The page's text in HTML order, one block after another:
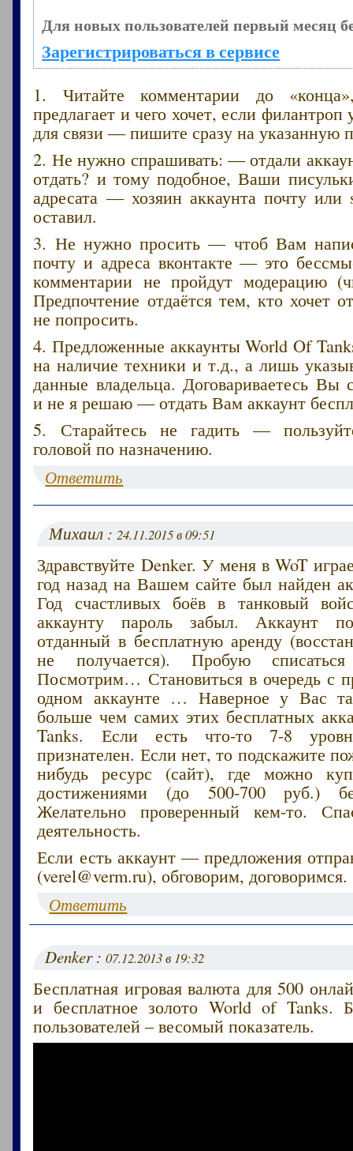
Для новых пользователей первый месяц
Зарегистрироваться в сервисе
1. Читайте комментарии до
предлагает и чего хочет, если филантроп
для связи — пишите сразу на указанную
2. Не нужно спрашивать: — отдали
отдать? и тому подобное, Ваши
адресата — хозяин аккаунта почту или
оставил.
3. Не нужно просить — чтоб Вам
почту и адреса вконтакте — это
комментарии не пройдут модерацию
Предпочтение отдаётся тем, кто хочет
не попросить.
4. Предложенные аккаунты World Of
на наличие техники и т.д., а лишь
данные владельца. Договариваетесь Вы
и не я решаю — отдать Вам аккаунт
5. Старайтесь не гадить —
головой по назначению.
Ответить
Михаил :24.11.2015 в 09:51
Здравствуйте Denker. У меня в WoT
год назад на Вашем сайте был найден
Год счастливых боёв в танковый
аккаунту пароль забыл. Аккаунт
отданный в бесплатную аренду
не получается). Пробую
Посмотрим… Становиться в очередь с
одном аккаунте … Наверное у Вас
больше чем самих этих бесплатных
Tanks. Если есть что-то 7-8
признателен. Если нет, то подскажите
нибудь ресурс (сайт), где можно
достижениями (до 500-700 руб.)
Желательно проверенный кем-то.
деятельность.
Если есть аккаунт — предложения
(verel@verm.ru), обговорим, договоримся.
Ответить
Denker :07.12.2013 в 19:32
Бесплатная игровая валюта для 500
и бесплатное золото World of Tanks.
пользователей – весомый показатель.